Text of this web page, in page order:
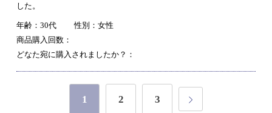
した。
年齢：30代
性別：女性
商品購入回数：
どなた宛に購入されましたか？：
1 2 3